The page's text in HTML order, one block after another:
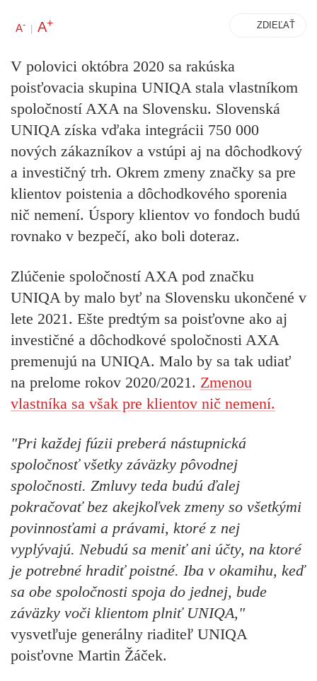
A- | A+ ZDIEĽAŤ
V polovici októbra 2020 sa rakúska
poisťovacia skupina UNIQA stala vlastníkom
spoločností AXA na Slovensku. Slovenská
UNIQA získa vďaka integrácii 750 000
nových zákazníkov a vstúpi aj na dôchodkový
a investičný trh. Okrem zmeny značky sa pre
klientov poistenia a dôchodkového sporenia
nič nemení. Úspory klientov vo fondoch budú
rovnako v bezpečí, ako boli doteraz.
Zlúčenie spoločností AXA pod značku
UNIQA by malo byť na Slovensku ukončené v
lete 2021. Ešte predtým sa poisťovne ako aj
investičné a dôchodkové spoločnosti AXA
premenujú na UNIQA. Malo by sa tak udiať
na prelome rokov 2020/2021. Zmenou
vlastníka sa však pre klientov nič nemení.
"Pri každej fúzii preberá nástupnická
spoločnosť všetky záväzky pôvodnej
spoločnosti. Zmluvy teda budú ďalej
pokračovať bez akejkoľvek zmeny so všetkými
povinnosťami a právami, ktoré z nej
vyplývajú. Nebudú sa meniť ani účty, na ktoré
je potrebné hradiť poistné. Iba v okamihu, keď
sa obe spoločnosti spoja do jednej, bude
záväzky voči klientom plniť UNIQA,"
vysvetľuje generálny riaditeľ UNIQA
poisťovne Martin Žáček.